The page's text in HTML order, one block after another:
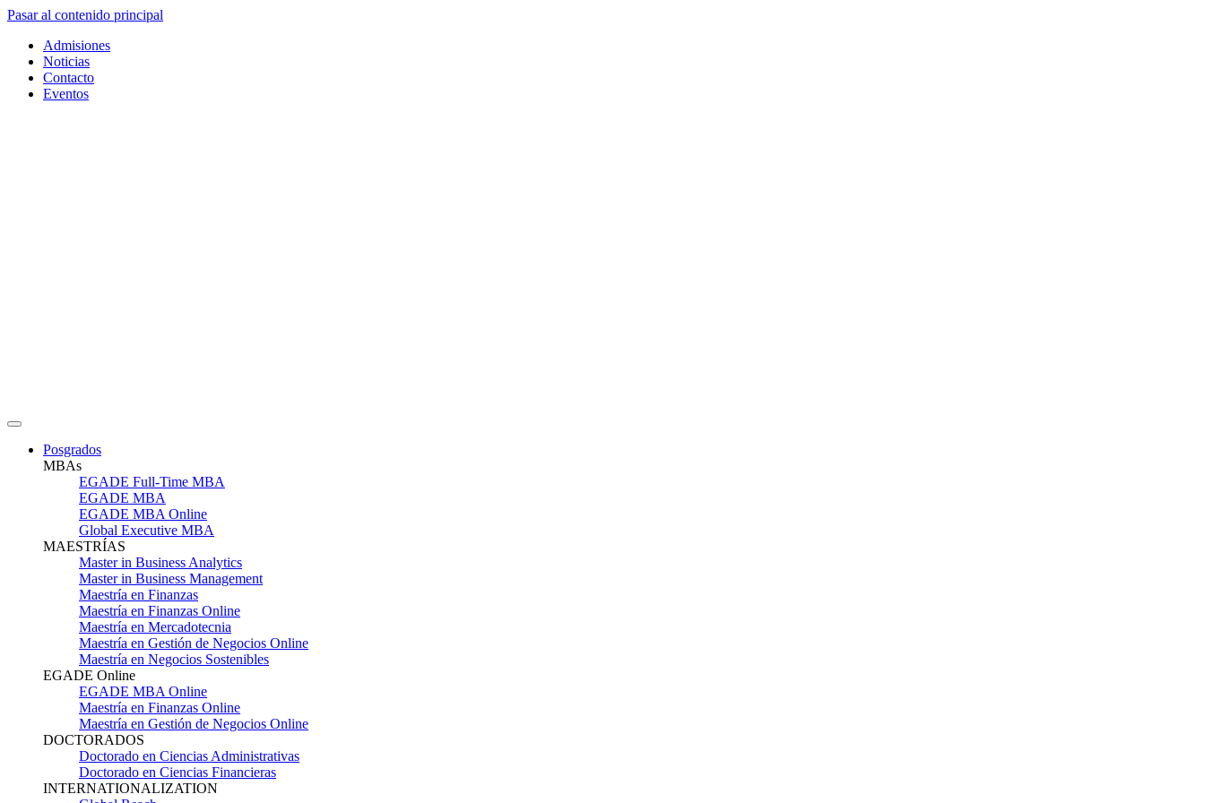
Pasar al contenido principal
Admisiones
Noticias
Contacto
Eventos
Posgrados
MBAs
EGADE Full-Time MBA
EGADE MBA
EGADE MBA Online
Global Executive MBA
MAESTRÍAS
Master in Business Analytics
Master in Business Management
Maestría en Finanzas
Maestría en Finanzas Online
Maestría en Mercadotecnia
Maestría en Gestión de Negocios Online
Maestría en Negocios Sostenibles
EGADE Online
EGADE MBA Online
Maestría en Finanzas Online
Maestría en Gestión de Negocios Online
DOCTORADOS
Doctorado en Ciencias Administrativas
Doctorado en Ciencias Financieras
INTERNATIONALIZATION